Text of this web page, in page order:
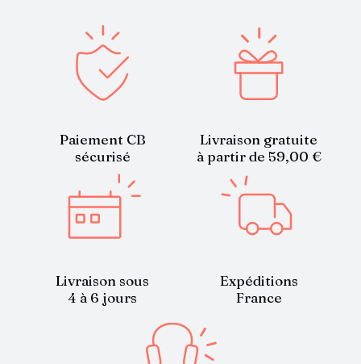
Paiement CB
sécurisé
Livraison gratuite
à partir de 59,00 €
Livraison sous
4 à 6 jours
Expéditions
France